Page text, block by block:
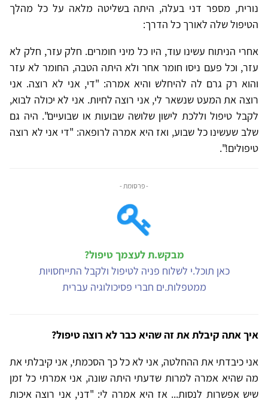
נורית, מספר דני בעלה, היתה בשליטה מלאה על כל מהלך
הטיפול שלה לאורך כל הדרך:
אחרי הניתוח עשינו עוד, היו כל מיני חומרים. חלק עזר, חלק לא
עזר, וכל פעם ניסו חומר אחר ולא היתה הטבה, החומר לא עזר
והוא רק גרם לה להיחלש והיא אמרה: "די, אני לא רוצה. אני
רוצה את המעט שנשאר לי, אני רוצה לחיות. אני לא יכולה לבוא,
לקבל טיפול וללכת לישון שלושה שבועות או שבועיים". היה גם
שלב שעשינו כל שבוע, ואז היא אמרה לרופאה: "די אני לא רוצה
טיפולים!".
- פרסומת -
מבקש.ת לעצמך טיפול?
כאן תוכל.י לשלוח פניה לטיפול ולקבל התייחסויות
ממטפלות.ים חברי פסיכולוגיה עברית
איך אתה קיבלת את זה שהיא כבר לא רוצה טיפול?
אני כיבדתי את ההחלטה, אני לא כל כך הסכמתי, אני קיבלתי את
מה שהיא אמרה למרות שדעתי היתה שונה, אני אמרתי כל זמן
שיש אפשרות לנסות... אז היא אמרה לי: "דני, אני רוצה איכות